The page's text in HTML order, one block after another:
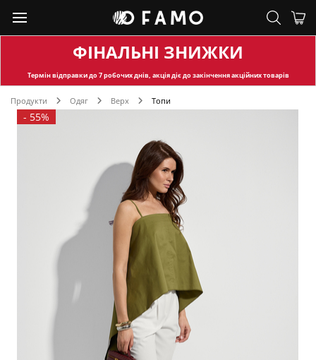
ФІНАЛЬНІ ЗНИЖКИ
Термін відправкидо 7 робочих днів, акція діє до закінчення акційних товарів
Продукти Одяг Верх Топи
- 55%